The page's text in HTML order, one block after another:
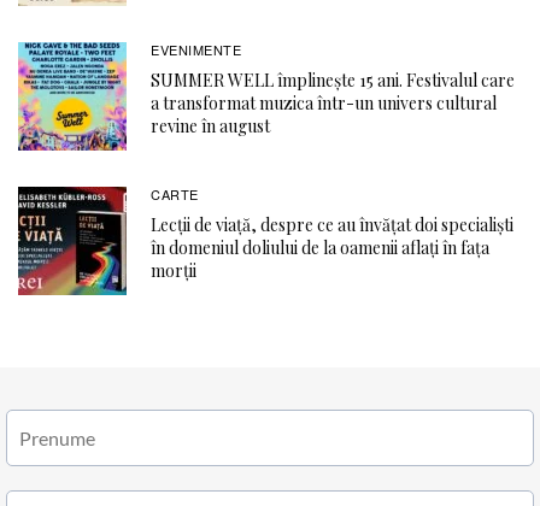
EVENIMENTE
SUMMER WELL împlinește 15 ani. Festivalul care
a transformat muzica într-un univers cultural
revine în august
CARTE
Lecții de viață, despre ce au învățat doi specialiști
în domeniul doliului de la oamenii aflați în fața
morții